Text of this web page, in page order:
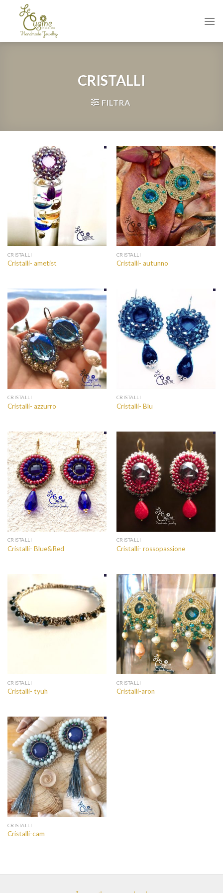
content
CRISTALLI
FILTRA
CRISTALLI
Cristalli- ametist
CRISTALLI
Cristalli- autunno
CRISTALLI
Cristalli- azzurro
CRISTALLI
Cristalli- Blu
CRISTALLI
Cristalli- Blue&Red
CRISTALLI
Cristalli- rossopassione
CRISTALLI
Cristalli- tyuh
CRISTALLI
Cristalli-aron
CRISTALLI
Cristalli-cam